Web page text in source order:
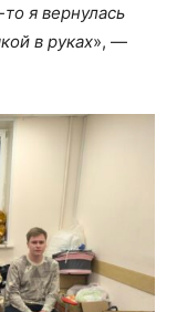
я вернулась
в руках», —